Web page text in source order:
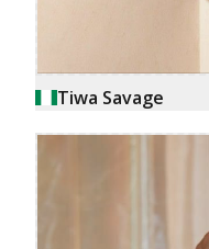
Tiwa Savage